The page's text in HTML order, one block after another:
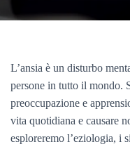
L’ansia è un disturbo
persone in tutto il mondo.
preoccupazione e
vita quotidiana e causare
esploreremo l’eziologia, i